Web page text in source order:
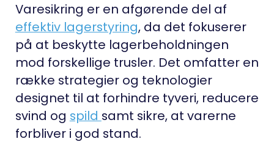
Varesikring er en afgørende del af
effektiv lagerstyring, da det fokuserer
på at beskytte lagerbeholdningen
mod forskellige trusler. Det omfatter en
række strategier og teknologier
designet til at forhindre tyveri, reducere
svind og spild samt sikre, at varerne
forbliver i god stand.